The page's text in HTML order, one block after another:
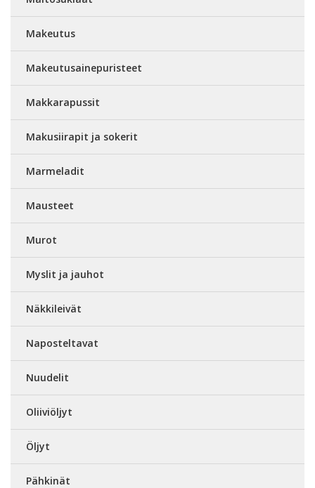
Makeutus
Makeutusainepuristeet
Makkarapussit
Makusiirapit ja sokerit
Marmeladit
Mausteet
Murot
Myslit ja jauhot
Näkkileivät
Naposteltavat
Nuudelit
Oliiviöljyt
Öljyt
Pähkinät